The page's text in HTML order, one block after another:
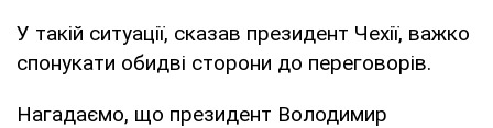
У такій ситуації, сказав президент Чехії, важко
спонукати обидві сторони до переговорів.
Нагадаємо, що президент Володимир